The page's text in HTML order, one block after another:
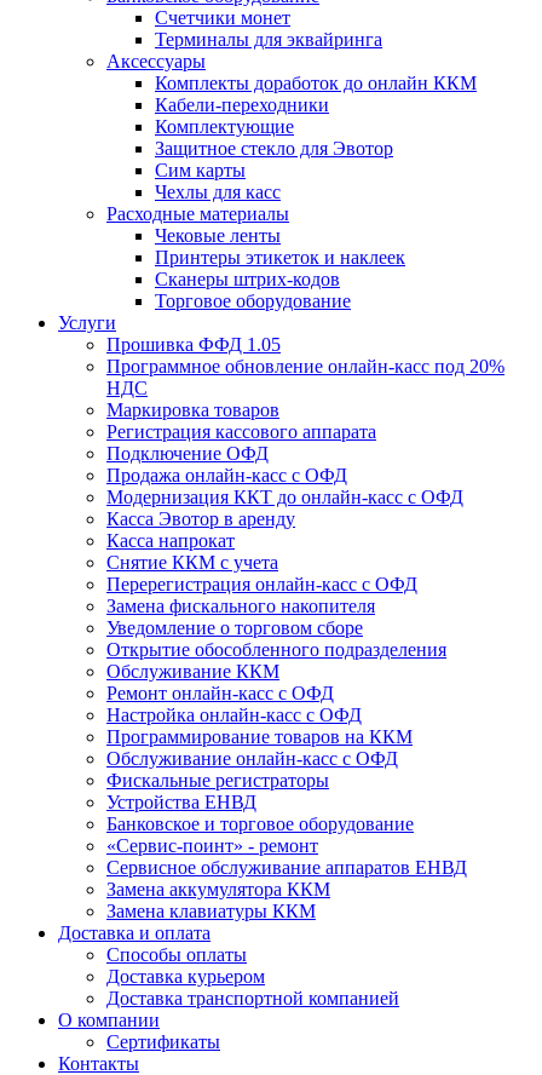
Счетчики монет
Терминалы для эквайринга
Аксессуары
Комплекты доработок до онлайн ККМ
Кабели-переходники
Комплектующие
Защитное стекло для Эвотор
Сим карты
Чехлы для касс
Расходные материалы
Чековые ленты
Принтеры этикеток и наклеек
Сканеры штрих-кодов
Торговое оборудование
Услуги
Прошивка ФФД 1.05
Программное обновление онлайн-касс под 20%
НДС
Маркировка товаров
Регистрация кассового аппарата
Подключение ОФД
Продажа онлайн-касс с ОФД
Модернизация ККТ до онлайн-касс с ОФД
Касса Эвотор в аренду
Касса напрокат
Снятие ККМ с учета
Перерегистрация онлайн-касс с ОФД
Замена фискального накопителя
Уведомление о торговом сборе
Открытие обособленного подразделения
Обслуживание ККМ
Ремонт онлайн-касс с ОФД
Настройка онлайн-касс с ОФД
Программирование товаров на ККМ
Обслуживание онлайн-касс с ОФД
Фискальные регистраторы
Устройства ЕНВД
Банковское и торговое оборудование
«Сервис-поинт» - ремонт
Сервисное обслуживание аппаратов ЕНВД
Замена аккумулятора ККМ
Замена клавиатуры ККМ
Доставка и оплата
Способы оплаты
Доставка курьером
Доставка транспортной компанией
О компании
Сертификаты
Контакты